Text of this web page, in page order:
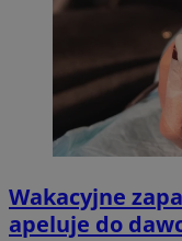
Wakacyjne
apeluje do